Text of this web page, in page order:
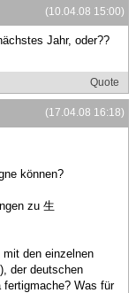
(10.04.08 15:00)
Jahr, oder??
Quote
(17.04.08 16:18)
können?
zu 生
den einzelnen
der deutschen
fertigmache? Was für